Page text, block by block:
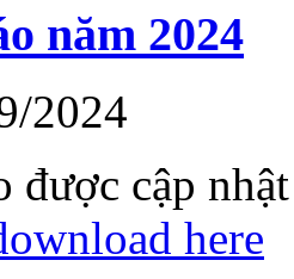
năm 2024
2024
được cập
here